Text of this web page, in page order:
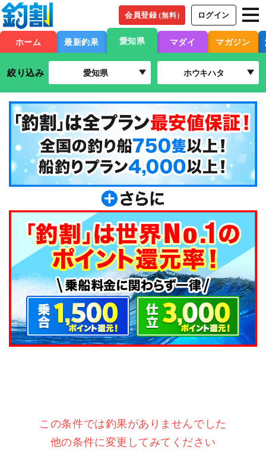
会員登録（無料） ログイン
ホーム 最新釣果 愛知県 マダイ マガジン
絞り込み 愛知県 ホウキハタ
この条件では釣果がありませんでした
他の条件に変更してみてください